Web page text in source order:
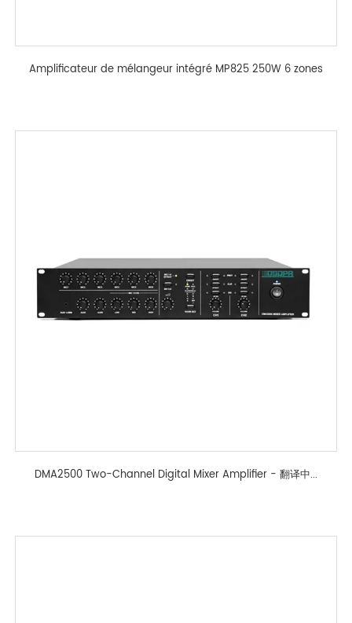
Amplificateur de mélangeur intégré MP825 250W 6 zones
DMA2500 Two-Channel Digital Mixer Amplifier - 翻译中...